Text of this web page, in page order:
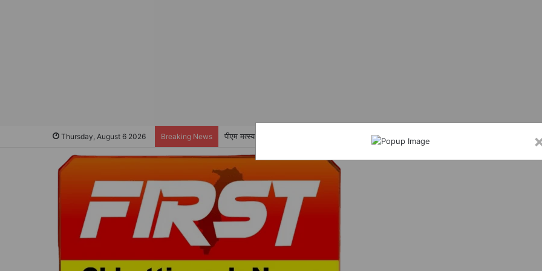
Thursday, August 6 2026 Breaking News पीएम मत्स्य संपदा योजना से मछुआरों को मिलेगा निशुल्क बीमा, आर्थिक सहायता और अनुदान